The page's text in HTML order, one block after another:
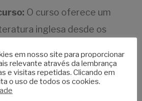
O curso oferece um
inglesa desde os
inglesa, o uso do latim e
e círculos religiosos,
visada é histórica e
em nosso site para proporcionar
relevante através da lembrança
e visitas repetidas. Clicando em
o uso de todos os cookies.